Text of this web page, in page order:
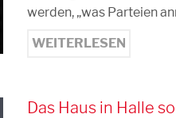
werden, „was Parteien
WEITERLESEN
Das Haus in Halle